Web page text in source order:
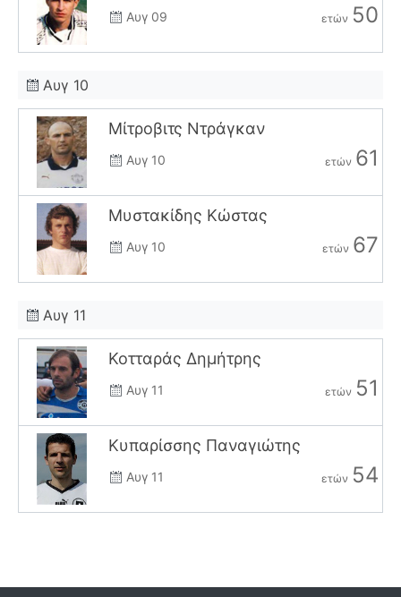
Αυγ 09 ετών 50
Αυγ 10
Μίτροβιτς Ντράγκαν
Αυγ 10 ετών 61
Μυστακίδης Κώστας
Αυγ 10 ετών 67
Αυγ 11
Κοτταράς Δημήτρης
Αυγ 11 ετών 51
Κυπαρίσσης Παναγιώτης
Αυγ 11 ετών 54